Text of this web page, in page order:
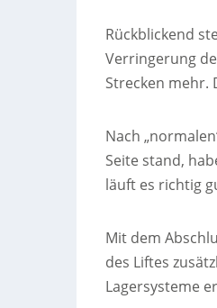
Rückblickend
Verringerung
Strecken mehr.
Nach
Seite stand,
läuft es richtig
Mit dem
des Liftes
Lagersysteme